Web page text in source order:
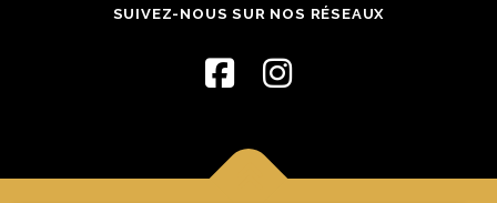
SUIVEZ-NOUS SUR NOS RÉSEAUX